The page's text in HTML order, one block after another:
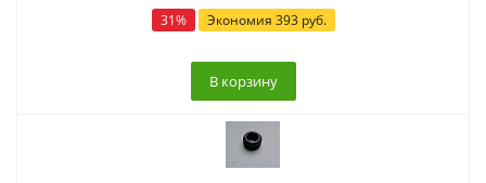
31% Экономия 393руб.
В корзину